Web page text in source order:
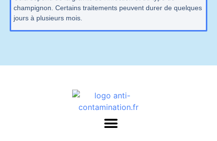
champignon. Certains traitements peuvent durer de quelques
jours à plusieurs mois.